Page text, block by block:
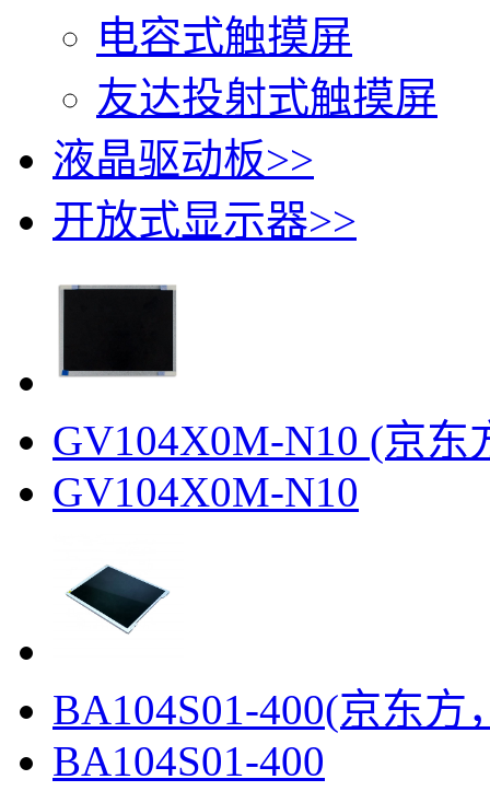
电容式触摸屏
友达投射式触摸屏
液晶驱动板>>
开放式显示器>>
GV104X0M-N10 (京东
GV104X0M-N10
​BA104S01-400(京东方
BA104S01-400